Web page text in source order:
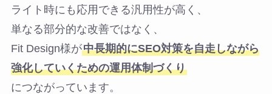
ライト時にも応用できる汎用性が高く、
単なる部分的な改善ではなく、
Fit Design様が中長期的にSEO対策を自走しながら
強化していくための運用体制づくり
につながっています。